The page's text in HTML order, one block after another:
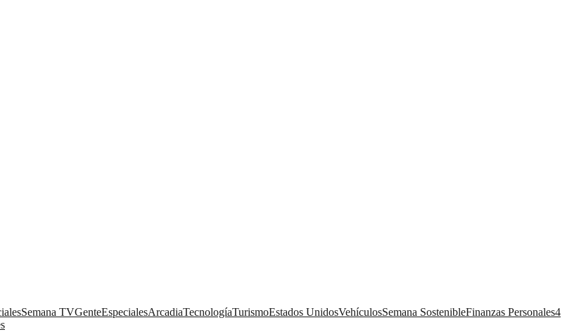
Semana TVGenteEspecialesArcadiaTecnologíaTurismoEstados UnidosVehículosSemana SostenibleFinanzas Personales4